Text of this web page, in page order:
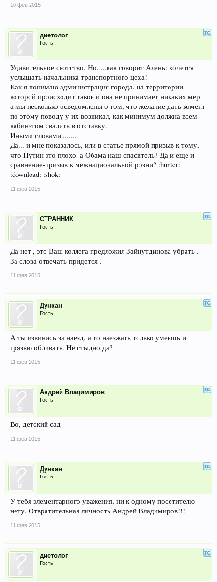
10 фев 2015
диетолог
Гость
Удивительное скотство. Но, ...как говорит Алень: хочется
услышать начальника транспортного цеха!
Как я понимаю администрация города, на территории
которой происходит такое и она не принимает никаких мер,
а мы несколько осведомлены о том, что желание дать комент
по этому поводу у их возникал, как минимум должна всем
кабинэтом свалить в отставку.
Иными словами .......
Да... и мне показалось, или в статье прямой призыв к тому,
что Путин это плохо, а Обама наш спаситель? Да и еще и
сравнение-призыв к межнациональной розни? :hunter:
:download: :shok:
11 фев 2015
СТРАННИК
Гость
Да нет , это Ваш коллега предложил Зайнутдинова убрать .
За слова отвечать придется .
11 фев 2015
Дункан
Гость
А ты извинись за наезд, а то наезжать только умеешь и
грязью обливать. Не стыдно да?
11 фев 2015
Андрей Владимиров
Гость
Во, детский сад!
11 фев 2015
Дункан
Гость
У тебя элементарного уважения, ни к одному посетителю
нету. Отвратительная личность Андрей Владимиров!!!
11 фев 2015
диетолог
Гость